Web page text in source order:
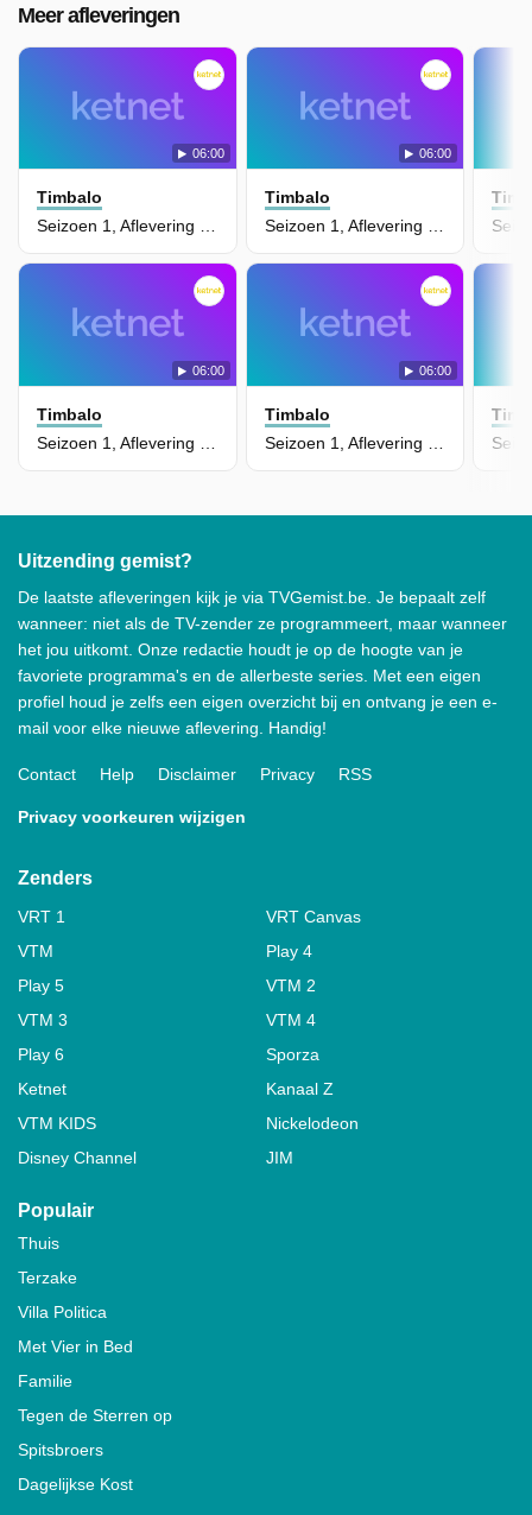
Meer afleveringen
06:00
Timbalo
Seizoen 1, Aflevering 20 - Samen Naar De Speeltuin
06:00
Timbalo
Seizoen 1, Aflevering 17 - Toto En Mimi Aan Zee
06:00
Timbalo
06:00
Timbalo
Uitzending gemist?
De laatste afleveringen kijk je via TVGemist.be. Je bepaalt zelf
wanneer: niet als de TV-zender ze programmeert, maar wanneer
het jou uitkomt. Onze redactie houdt je op de hoogte van je
favoriete programma's en de allerbeste series. Met een eigen
profiel houd je zelfs een eigen overzicht bij en ontvang je een e-
mail voor elke nieuwe aflevering. Handig!
Contact Help Disclaimer Privacy RSS
Privacy voorkeuren wijzigen
Zenders
VRT 1
VRT Canvas
VTM
Play 4
Play 5
VTM 2
VTM 3
VTM 4
Play 6
Sporza
Ketnet
Kanaal Z
VTM KIDS
Nickelodeon
Disney Channel
JIM
Populair
Thuis
Terzake
Villa Politica
Met Vier in Bed
Familie
Tegen de Sterren op
Spitsbroers
Dagelijkse Kost